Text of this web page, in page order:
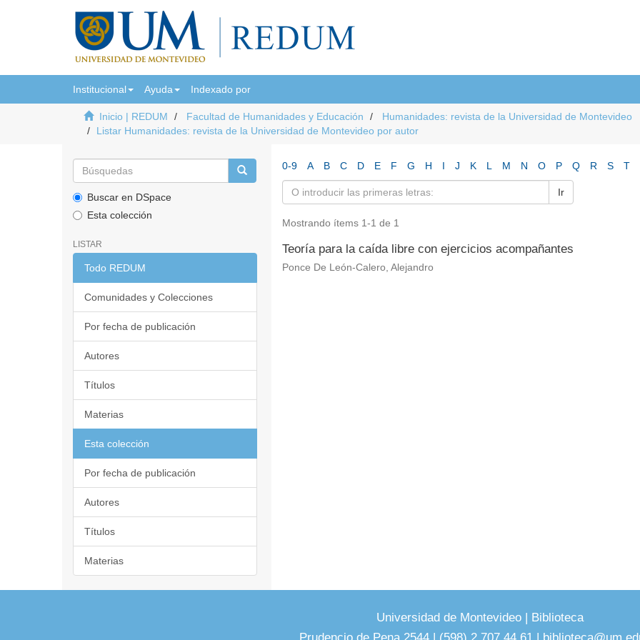
Institucional Ayuda Indexado por
Inicio | REDUM Facultad de Humanidades y Educación
Humanidades: revista de la Universidad de Montevideo
Listar Humanidades: revista de la Universidad de Montevideo por autor
Buscar en DSpace
Esta colección
LISTAR
Todo REDUM
Comunidades y Colecciones
Por fecha de publicación
Autores
Títulos
Materias
Esta colección
Por fecha de publicación
Autores
Títulos
Materias
0-9 A B C D E F G H I J K L M N O P Q R S T
Ir
Mostrando ítems 1-1 de 1
Teoría para la caída libre con ejercicios acompañantes
Ponce De León-Calero, Alejandro
Universidad de Montevideo | Biblioteca